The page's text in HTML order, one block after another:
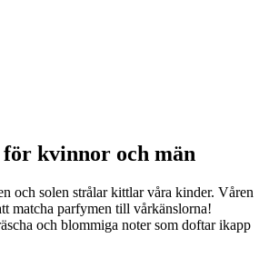
kvinnor och män
och solen strålar kittlar våra kinder. Våren
matcha parfymen till vårkänslorna!
och blommiga noter som doftar ikapp